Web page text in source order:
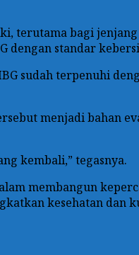
terutama bagi
dengan standar
sudah terpenuhi
menjadi bahan
kembali,” tegasnya.
membangun
kesehatan dan